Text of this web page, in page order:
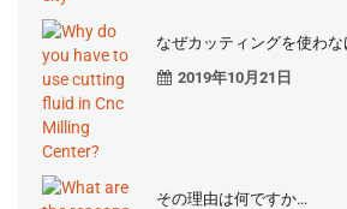
なぜカッティングを使わ
2019年10月21日
その理由は何ですか...